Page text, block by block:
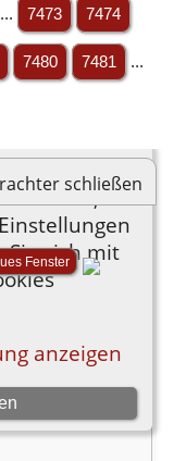
... 7473 7474
7480 7481 ...